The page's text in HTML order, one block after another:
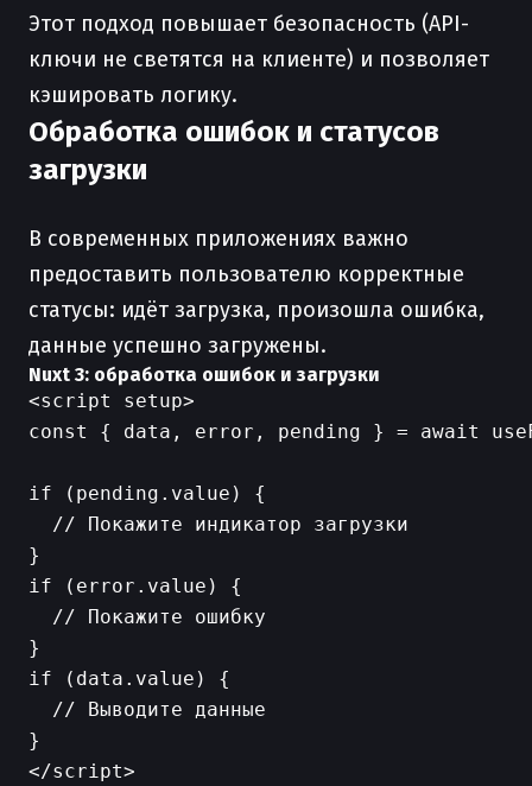
Этот подход повышает безопасность (API-
ключи не светятся на клиенте) и позволяет
кэшировать логику.
Обработка ошибок и статусов
загрузки
В современных приложениях важно
предоставить пользователю корректные
статусы: идёт загрузка, произошла ошибка,
данные успешно загружены.
Nuxt 3: обработка ошибок и загрузки
<script setup>
const { data, error, pending } = await
if (pending.value) {
  // Покажите индикатор загрузки
}
if (error.value) {
  // Покажите ошибку
}
if (data.value) {
  // Выводите данные
}